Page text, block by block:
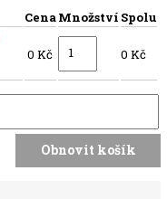
CenaMnožství Spolu
0 Kč 0 Kč